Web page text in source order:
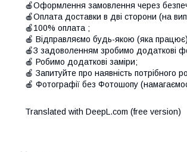
🍎Оформлення замовлення через
🍎Оплата доставки в дві сторони (на
🍎100% оплата ;
🍎 Відправляємо будь-якою (яка
🍎З задоволенням зробимо додаткові
🍎 Робимо додаткові заміри;
🍎 Запитуйте про наявність потрібного
🍎 Фотографії без Фотошопу
Translated with DeepL.com (free version)